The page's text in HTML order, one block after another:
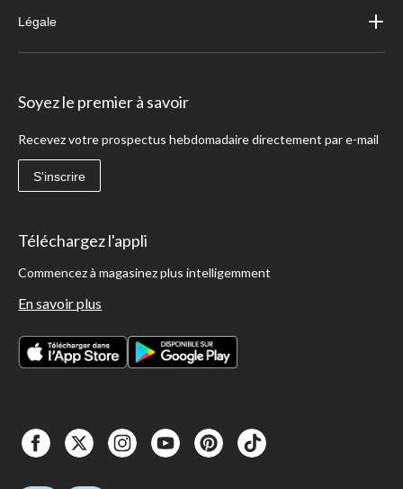
Légale
Soyez le premier à savoir
Recevez votre prospectus hebdomadaire directement par e-mail
S'inscrire
Téléchargez l'appli
Commencez à magasinez plus intelligemment
En savoir plus